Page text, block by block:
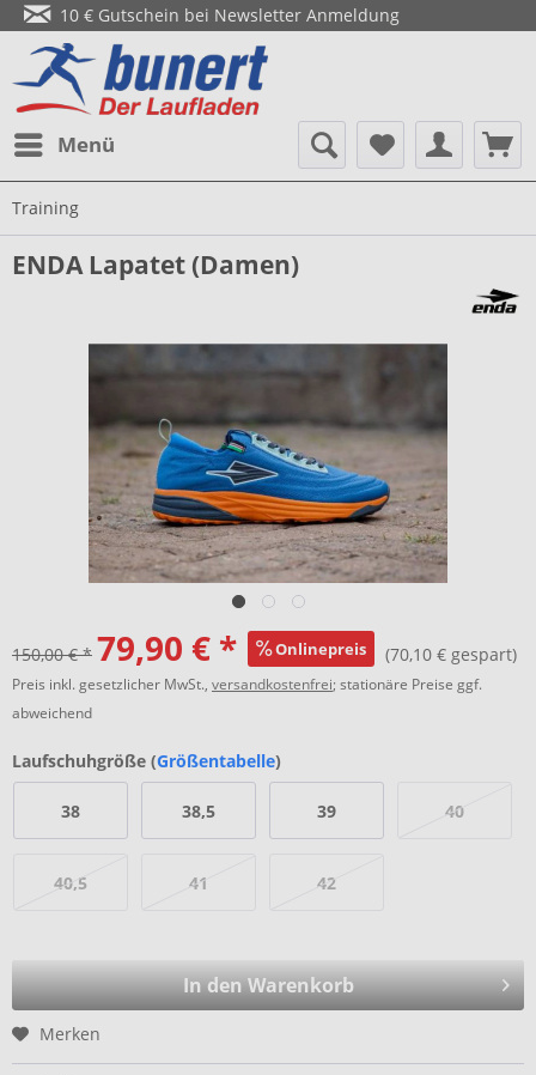
10 € Gutschein bei Newsletter Anmeldung
Menü
Training
ENDA Lapatet (Damen)
150,00 € * 79,90 € * Onlinepreis (70,10 € gespart)
Preis inkl. gesetzlicher MwSt., versandkostenfrei; stationäre Preise ggf.
abweichend
Laufschuhgröße (Größentabelle)
38 38,5 39 40
40,5 41 42
In den Warenkorb
Merken